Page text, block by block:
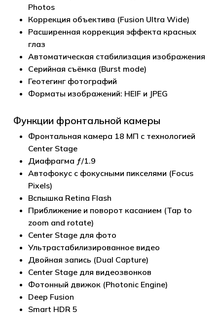
Photos
Коррекция объектива (Fusion Ultra Wide)
Расширенная коррекция эффекта красных
глаз
Автоматическая стабилизация изображения
Серийная съёмка (Burst mode)
Геотегинг фотографий
Форматы изображений: HEIF и JPEG
Функции фронтальной камеры
Фронтальная камера 18 МП с технологией
Center Stage
Диафрагма ƒ/1.9
Автофокус с фокусными пикселями (Focus
Pixels)
Вспышка Retina Flash
Приближение и поворот касанием (Tap to
zoom and rotate)
Center Stage для фото
Ультрастабилизированное видео
Двойная запись (Dual Capture)
Center Stage для видеозвонков
Фотонный движок (Photonic Engine)
Deep Fusion
Smart HDR 5